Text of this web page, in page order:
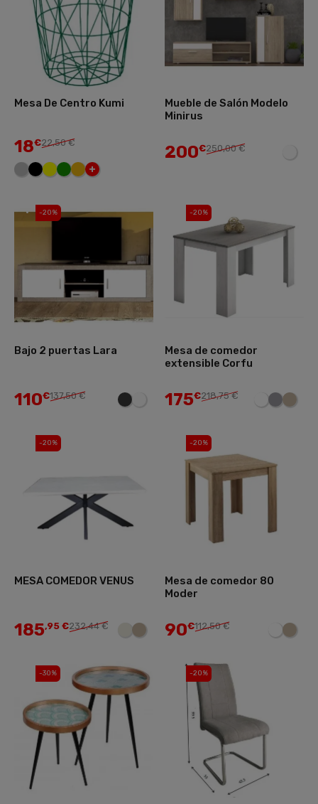
Mesa De Centro Kumi
18€22,50 €
+
Mueble de Salón Modelo
Minirus
200€250,00 €
Bajo 2 puertas Lara
110€137,50 €
-20%
Mesa de comedor
extensible Corfu
175€218,75 €
-20%
MESA COMEDOR VENUS
185,95 €232,44 €
-20%
Mesa de comedor 80
Moder
90€112,50 €
-20%
-30% -20%